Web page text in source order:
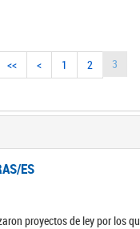
<< < 1 2 3
ES
proyectos de ley por los